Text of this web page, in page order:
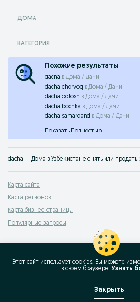
ДОМА
КАТЕГОРИЯ
Похожие результаты
dacha в Дома / Дачи
dacha chorvoq в Дома / Дачи
dacha oqtosh в Дома / Дачи
dacha bochka в Дома / Дачи
dacha samarqand в Дома / Дачи
Показать Полностью
Карта сайта
Карта регионов
Карта бизнес-страницы
Популярные запросы
Этот сайт использует cookies. Вы можете
в своeм браузере. Узнать
Закрыть